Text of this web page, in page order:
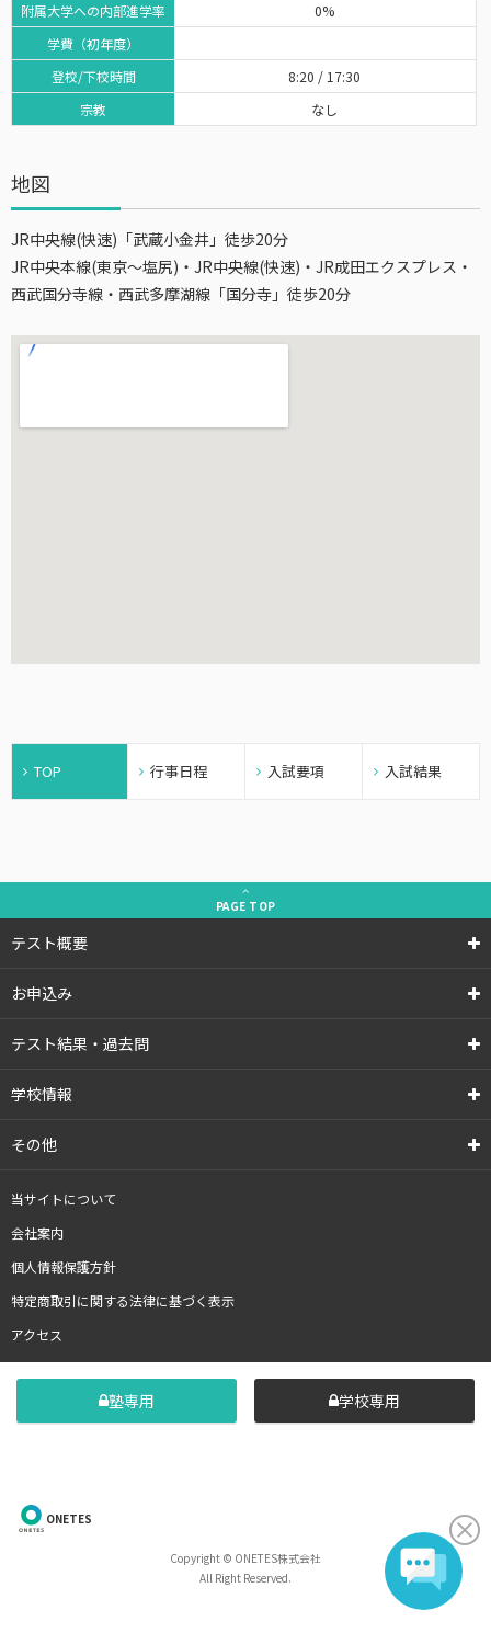
附属大学への内部進学率
学費（初年度）
登校/下校時間
宗教
0%
8:20 / 17:30
なし
地図
JR中央線(快速)「武蔵小金井」徒歩20分
JR中央本線(東京～塩尻)・JR中央線(快速)・JR成田エクスプレス・
西武国分寺線・西武多摩湖線「国分寺」徒歩20分
TOP 行事日程 入試要項 入試結果
PAGE TOP
テスト概要
お申込み
テスト結果・過去問
学校情報
その他
当サイトについて
会社案内
個人情報保護方針
特定商取引に関する法律に基づく表示
アクセス
塾専用 学校専用
ONETES
Copyright © ONETES株式会社
All Right Reserved.